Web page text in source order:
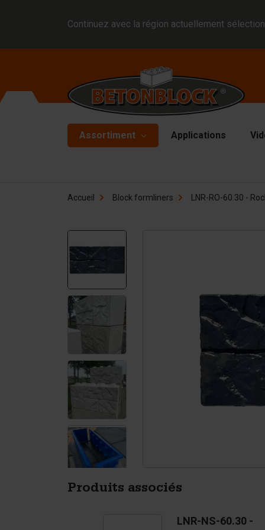
Continuez avec la région actuellement
Assortiment
Block formliners
Barrières
Dalle en béton
Murs de soutènement
Tétrapodes
Applications
Accueil Block formliners LNR-RO-60.30 -
Produits associés
LNR-NS-60.30 -